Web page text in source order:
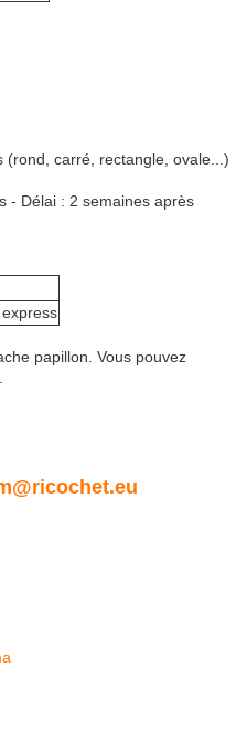
(rond, carré, rectangle, ovale...)
- Délai : 2 semaines après
papillon. Vous pouvez